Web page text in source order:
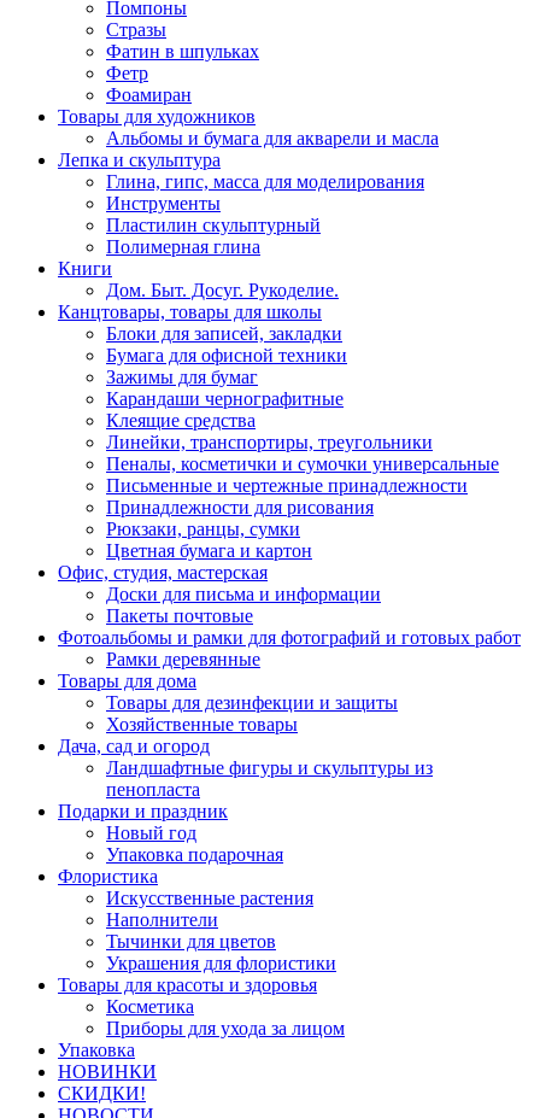
Помпоны
Стразы
Фатин в шпульках
Фетр
Фоамиран
Товары для художников
Альбомы и бумага для акварели и масла
Лепка и скульптура
Глина, гипс, масса для моделирования
Инструменты
Пластилин скульптурный
Полимерная глина
Книги
Дом. Быт. Досуг. Рукоделие.
Канцтовары, товары для школы
Блоки для записей, закладки
Бумага для офисной техники
Зажимы для бумаг
Карандаши чернографитные
Клеящие средства
Линейки, транспортиры, треугольники
Пеналы, косметички и сумочки универсальные
Письменные и чертежные принадлежности
Принадлежности для рисования
Рюкзаки, ранцы, сумки
Цветная бумага и картон
Офис, студия, мастерская
Доски для письма и информации
Пакеты почтовые
Фотоальбомы и рамки для фотографий и готовых работ
Рамки деревянные
Товары для дома
Товары для дезинфекции и защиты
Хозяйственные товары
Дача, сад и огород
Ландшафтные фигуры и скульптуры из
пенопласта
Подарки и праздник
Новый год
Упаковка подарочная
Флористика
Искусственные растения
Наполнители
Тычинки для цветов
Украшения для флористики
Товары для красоты и здоровья
Косметика
Приборы для ухода за лицом
Упаковка
НОВИНКИ
СКИДКИ!